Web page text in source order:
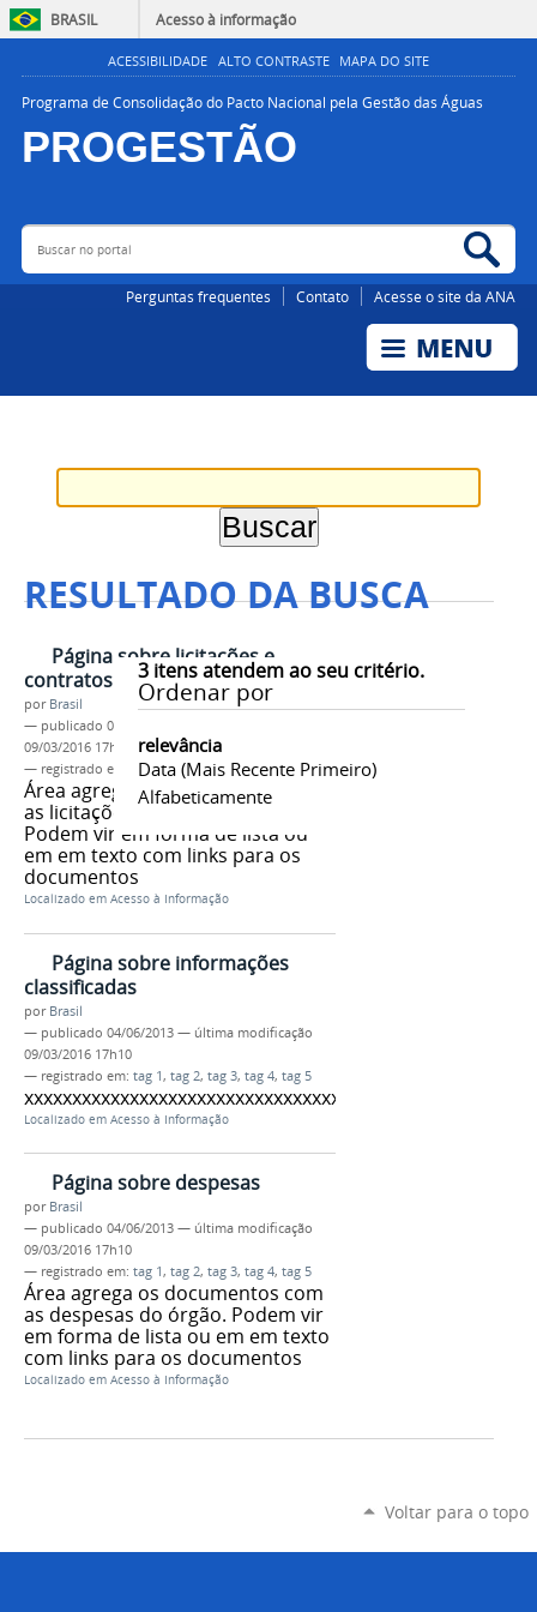
BRASIL Acesso à informação
ACESSIBILIDADE ALTO CONTRASTE MAPA DO SITE
Programa de Consolidação do Pacto Nacional pela Gestão das Águas
PROGESTÃO
AGÊNCIA NACIONAL DE ÁGUAS E SANEAMENTO BÁSICO
Buscar no portal
Perguntas frequentes Contato Acesse o site da ANA
RESULTADO DA BUSCA
3itens atendem ao seu critério.
Ordenar por
relevância
Data (mais Recente Primeiro)
Alfabeticamente
Página sobre licitações e
contratos
por Brasil
— publicado 04/06/2013
09/03/2016 17h10
— registrado em:
tag 1,tag 2 ,tag 3,tag 4,tag 5
Área agrega os documentos com
as licitações e contratos do órgão.
Podem vir em forma de lista ou
em em texto com links para os
documentos
Localizado em Acesso à Informação
Página sobre informações
classificadas
por Brasil
— publicado 04/06/2013 — última modificação
09/03/2016 17h10
— registrado em: tag 1, tag 2, tag 3, tag 4, tag 5
xxxxxxxxxxxxxxxxxxxxxxxxxxxxxxxxxxxx
Localizado em Acesso à Informação
Página sobre despesas
por Brasil
— publicado 04/06/2013 — última modificação
09/03/2016 17h10
— registrado em: tag 1, tag 2, tag 3, tag 4, tag 5
Área agrega os documentos com
as despesas do órgão. Podem vir
em forma de lista ou em em texto
com links para os documentos
Localizado em Acesso à Informação
Voltar para o topo